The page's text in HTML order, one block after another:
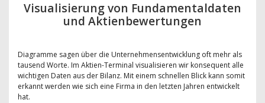
Visualisierung von Fundamentaldaten
und Aktienbewertungen
Diagramme sagen über die Unternehmensentwicklung oft mehr als
tausend Worte. Im Aktien-Terminal visualisieren wir konsequent alle
wichtigen Daten aus der Bilanz. Mit einem schnellen Blick kann somit
erkannt werden wie sich eine Firma in den letzten Jahren entwickelt
hat.